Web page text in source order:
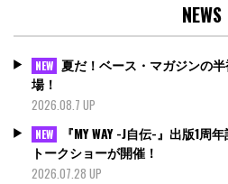
NEWS
NEW 夏だ！ベース・マガジンの
場！
2026.08.7 UP
NEW
『MY WAY -J自伝-』出版1
トークショーが開催！
2026.07.28 UP